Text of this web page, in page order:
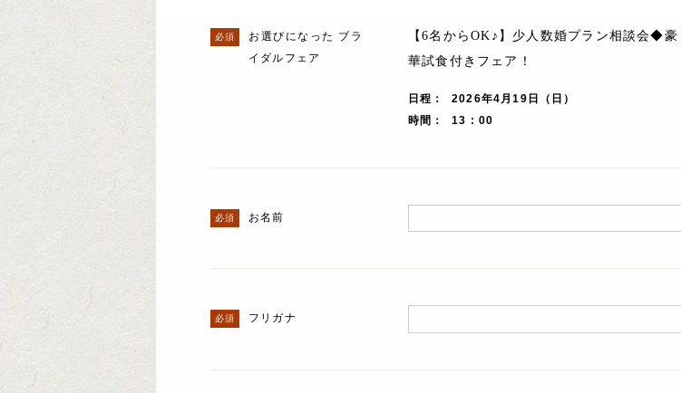
お選びになった ブラ
イダルフェア
【6名からOK♪】少人数婚プラン相談会◆豪
華試食付きフェア！
日程
2026年4月19日（日）
時間
13 : 00
お名前
フリガナ